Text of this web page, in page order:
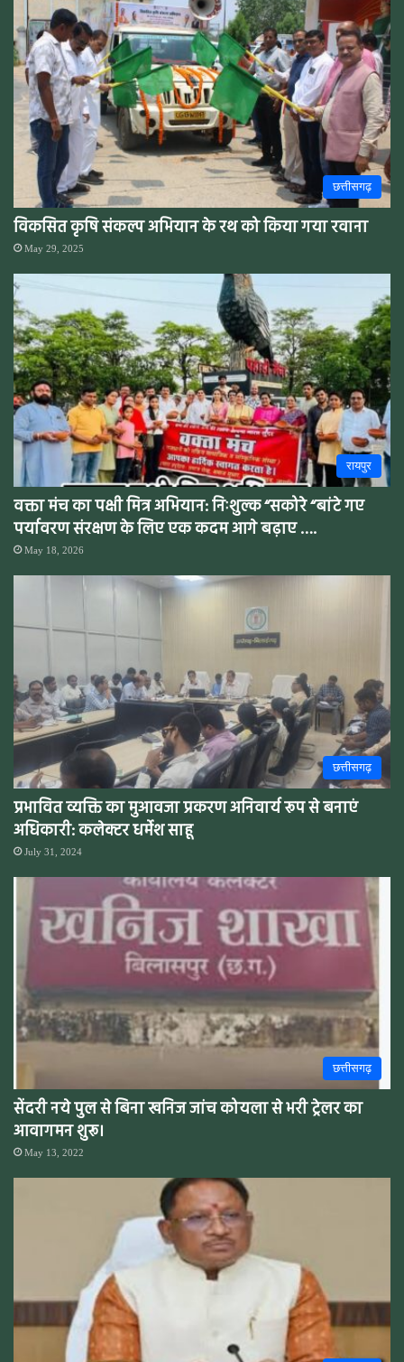
छत्तीसगढ़
विकसित कृषि संकल्प अभियान के रथ को किया गया रवाना
May 29, 2025
रायपुर
वक्ता मंच का पक्षी मित्र अभियान: निःशुल्क “सकोरे “बांटे गए
पर्यावरण संरक्षण के लिए एक कदम आगे बढ़ाए ….
May 18, 2026
छत्तीसगढ़
प्रभावित व्यक्ति का मुआवजा प्रकरण अनिवार्य रूप से बनाएं
अधिकारी: कलेक्टर धर्मेश साहू
July 31, 2024
छत्तीसगढ़
सेंदरी नये पुल से बिना खनिज जांच कोयला से भरी ट्रेलर का
आवागमन शुरू।
May 13, 2022